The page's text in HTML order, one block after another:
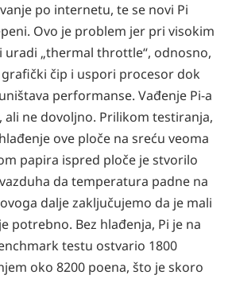
po internetu, te se novi Pi
Ovo je problem jer pri visokim
„thermal throttle“, odnosno,
čip i uspori procesor dok
performanse. Vađenje Pi-a
ali ne dovoljno. Prilikom testiranja,
ove ploče na sreću veoma
papira ispred ploče je stvorilo
da temperatura padne na
dalje zaključujemo da je mali
potrebno. Bez hlađenja, Pi je na
testu ostvario 1800
oko 8200 poena, što je skoro